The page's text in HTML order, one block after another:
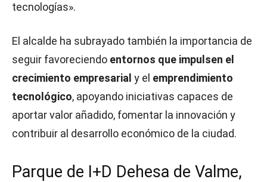
tecnologías».
El alcalde ha subrayado también la importancia de
seguir favoreciendo entornos que impulsen el
crecimiento empresarial y el emprendimiento
tecnológico, apoyando iniciativas capaces de
aportar valor añadido, fomentar la innovación y
contribuir al desarrollo económico de la ciudad.
Parque de I+D Dehesa de Valme,